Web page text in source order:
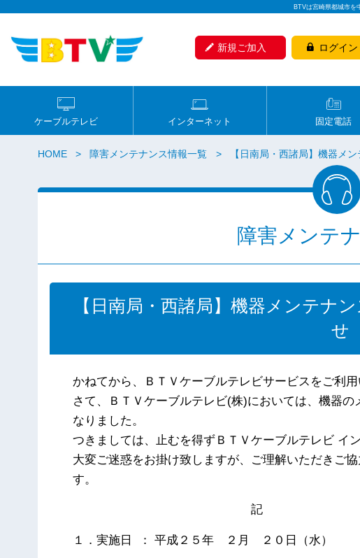
BTVは宮崎県都城市を
新規ご加入 ログイン
ケーブルテレビ インターネット 固定電話
HOME 障害メンテナンス情報一覧 【日南局・西諸局】機器メ
障害メンテ
【日南局・西諸局】機器メンテナ
せ
かねてから、ＢＴＶケーブルテレビサービスをご利
さて、ＢＴＶケーブルテレビ(株)においては、機器
なりました。
つきましては、止むを得ずＢＴＶケーブルテレビ イ
大変ご迷惑をお掛け致しますが、ご理解いただきご
す。
記
１．実施日 ： 平成２５年 ２月 ２０日（水）